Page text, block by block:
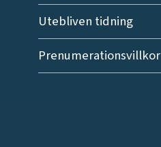
Utebliven tidning
Prenumerationsvillkor